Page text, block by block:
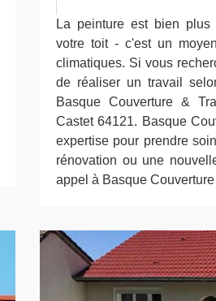
La peinture est bien plus
votre toit - c'est un
climatiques. Si vous
de réaliser un travail
Basque Couverture &
Castet 64121. Basque
expertise pour prendre
rénovation ou une
appel à Basque